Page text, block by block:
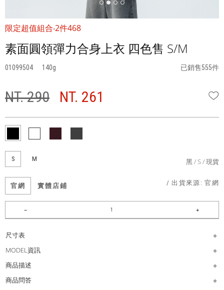
限定超值組合‧2件468
素面圓領彈力合身上衣 四色售 S/M
01099504 140 已銷售555件
NT. 290 NT. 261
S M 黑 S 現貨
官網 實體店鋪 / 出貨來源:官網
尺寸表
MODEL資訊
商品描述
商品問答